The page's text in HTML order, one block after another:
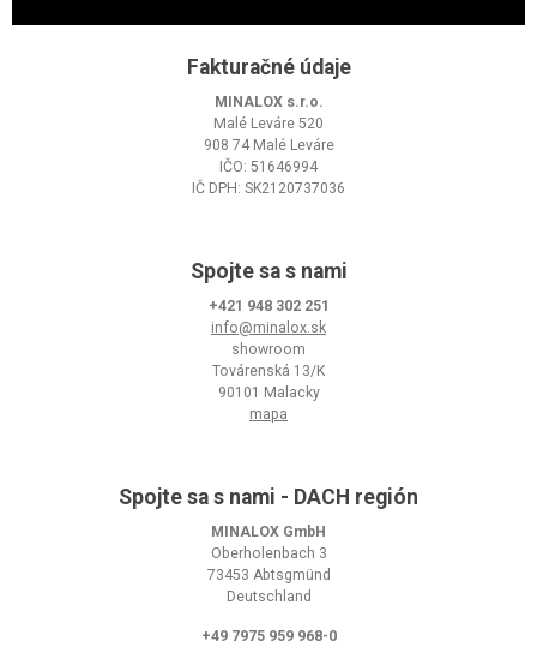
Fakturačné údaje
MINALOX s.r.o.
Malé Leváre 520
908 74 Malé Leváre
IČO: 51646994
IČ DPH: SK2120737036
Spojte sa s nami
+421 948 302 251
info@minalox.sk
showroom
Továrenská 13/K
90101 Malacky
mapa
Spojte sa s nami - DACH región
MINALOX GmbH
Oberholenbach 3
73453 Abtsgmünd
Deutschland
+49 7975 959 968-0